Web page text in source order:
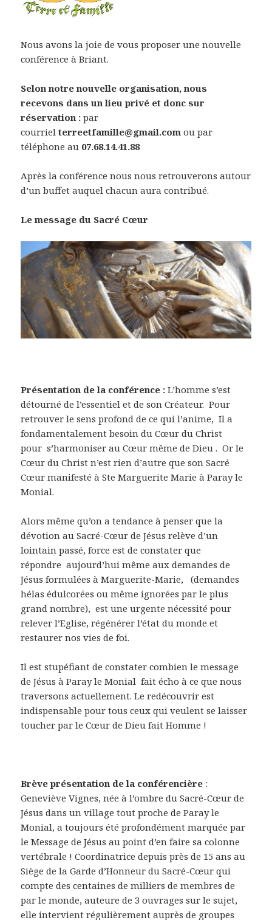
Nous avons la joie de vous proposer une nouvelle
conférence à Briant.
Selon notre nouvelle organisation, nous
recevons dans un lieu privé et donc sur
réservation :par
courrielterreetfamille@gmail.comou par
téléphone au 07.68.14.41.88
Après la conférence nous nous retrouverons autour
d’un buffet auquel chacun aura contribué.
Le message du Sacré Cœur
Présentation de la conférence :L’homme s’est
détourné de l’essentiel et de son Créateur. Pour
retrouver le sens profond de ce qui l’anime, Il a
fondamentalement besoin du Cœur du Christ
pour s’harmoniser au Cœur même de Dieu . Or le
Cœur du Christ n’est rien d’autre que son Sacré
Cœur manifesté à Ste Marguerite Marie à Paray le
Monial.
Alors même qu’on a tendance à penser que la
dévotion au Sacré-Cœur de Jésus relève d’un
lointain passé, force est de constater que
répondre aujourd’hui même aux demandes de
Jésus formulées à Marguerite-Marie, (demandes
hélas édulcorées ou même ignorées par le plus
grand nombre), est une urgente nécessité pour
relever l’Eglise, régénérer l’état du monde et
restaurer nos vies de foi.
Il est stupéfiant de constater combien le message
de Jésus à Paray le Monial fait écho à ce que nous
traversons actuellement. Le redécouvrir est
indispensable pour tous ceux qui veulent se laisser
toucher par le Cœur de Dieu fait Homme !
Brève présentation de la conférencière :
Geneviève Vignes, née à l’ombre du Sacré-Cœur de
Jésus dans un village tout proche de Paray le
Monial, a toujours été profondément marquée par
le Message de Jésus au point d’en faire sa colonne
vertébrale ! Coordinatrice depuis près de 15 ans au
Siège de la Garde d’Honneur du Sacré-Cœur qui
compte des centaines de milliers de membres de
par le monde, auteure de 3 ouvrages sur le sujet,
elle intervient régulièrement auprès de groupes